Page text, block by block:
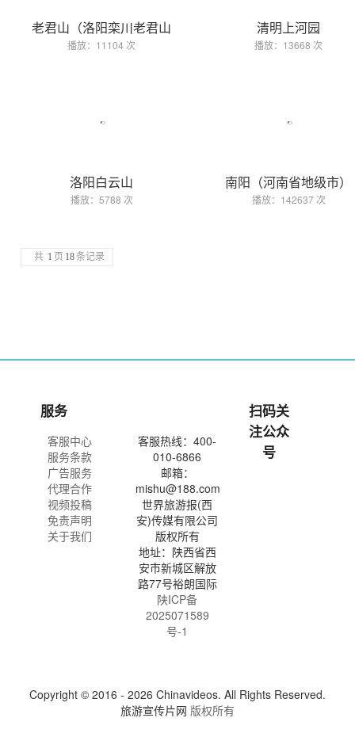
老君山（洛阳栾川老君山
播放：11104 次
清明上河园
播放：13668 次
洛阳白云山
播放：5788 次
南阳（河南省地级市）
播放：142637 次
共 1 页 18 条记录
服务
客服中心
服务条款
广告服务
代理合作
视频投稿
免责声明
关于我们
客服热线：400-
010-6866
邮箱：
mishu@188.com
世界旅游报(西
安)传媒有限公司
版权所有
地址：陕西省西
安市新城区解放
路77号裕朗国际
陕ICP备
2025071589
号-1
扫码关
注公众
号
Copyright © 2016 - 2026 Chinavideos. All Rights Reserved.
旅游宣传片网 版权所有